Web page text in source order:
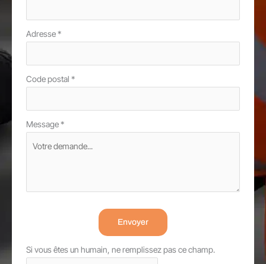
Adresse*
Code postal *
Message*
Envoyer
Si vous êtes un humain, ne remplissez pas ce champ.